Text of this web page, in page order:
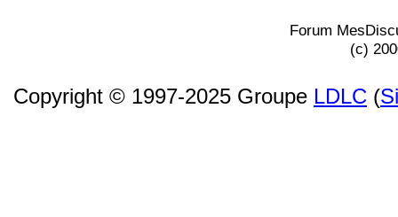
Forum
(c)
Copyright © 1997-2025 Groupe LDLC (